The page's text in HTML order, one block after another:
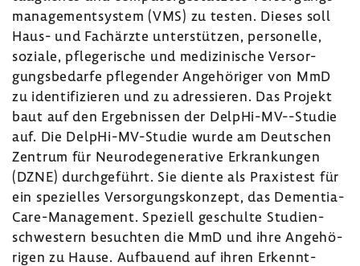
ma­nage­ment­system (VMS) zu testen. Dieses soll
Haus- und Fach­ärzte unter­stützen, perso­nelle,
soziale, pfle­ge­ri­sche und medi­zi­ni­sche Versor­
gungs­be­darfe pfle­gender Ange­hö­riger von MmD
zu iden­ti­fi­zieren und zu adres­sieren. Das Projekt
baut auf den Ergeb­nissen der DelpHi-​MV--Studie
auf. Die DelpHi-​MV-Studie wurde am Deut­schen
Zentrum für Neuro­de­ge­ne­ra­tive Erkran­kungen
(DZNE) durch­ge­führt. Sie diente als Praxis­test für
ein spezi­elles Versor­gungs­kon­zept, das Dementia-​
Care-Management. Speziell geschulte Studi­en­
schwes­tern besuchten die MmD und ihre Ange­hö­
rigen zu Hause. Aufbauend auf ihren Erkennt­